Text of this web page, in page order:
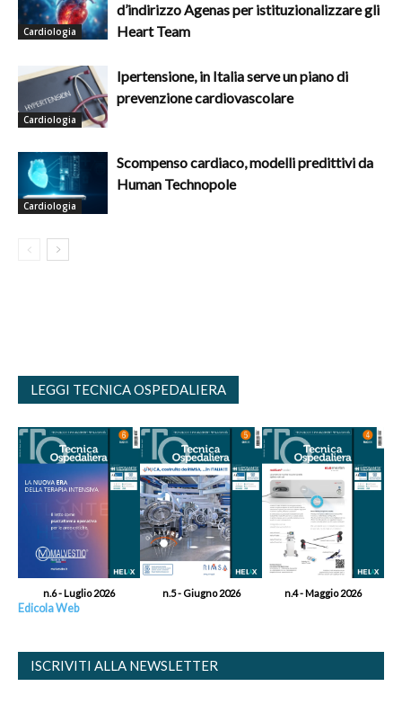
Cardiologia
d’indirizzo Agenas per istituzionalizzare gli
Heart Team
Cardiologia
Ipertensione, in Italia serve un piano di
prevenzione cardiovascolare
Cardiologia
Scompenso cardiaco, modelli predittivi da
Human Technopole
LEGGI TECNICA OSPEDALIERA
n.6 - Luglio 2026 n.5 - Giugno 2026 n.4 - Maggio 2026
Edicola Web
ISCRIVITI ALLA NEWSLETTER